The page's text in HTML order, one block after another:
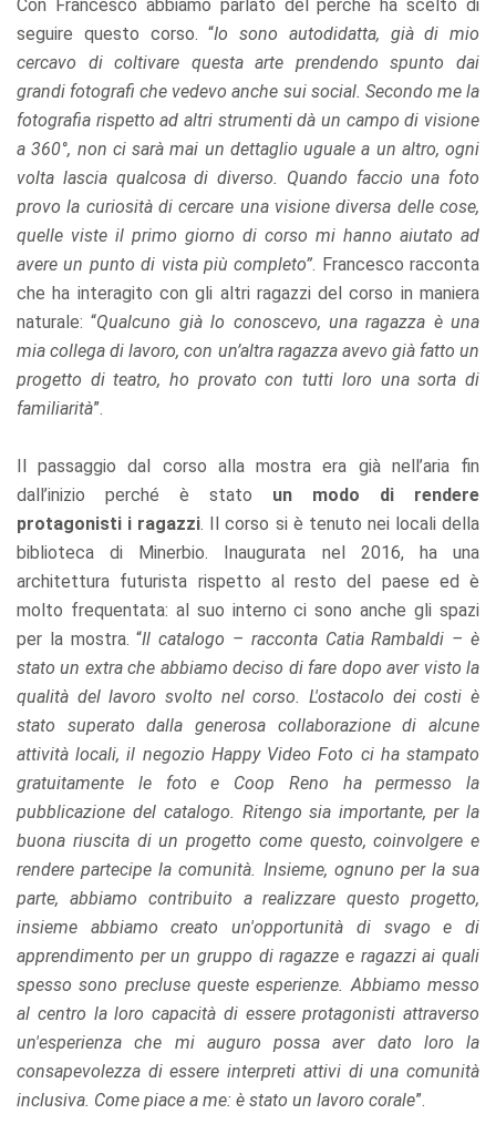
Con Francesco abbiamo parlato del perché ha scelto di
seguire questo corso. “Io sono autodidatta, già di mio
cercavo di coltivare questa arte prendendo spunto dai
grandi fotografi che vedevo anche sui social. Secondo me la
fotografia rispetto ad altri strumenti dà un campo di visione
a 360°, non ci sarà mai un dettaglio uguale a un altro, ogni
volta lascia qualcosa di diverso. Quando faccio una foto
provo la curiosità di cercare una visione diversa delle cose,
quelle viste il primo giorno di corso mi hanno aiutato ad
avere un punto di vista più completo”. Francesco racconta
che ha interagito con gli altri ragazzi del corso in maniera
naturale: “Qualcuno già lo conoscevo, una ragazza è una
mia collega di lavoro, con un’altra ragazza avevo già fatto un
progetto di teatro, ho provato con tutti loro una sorta di
familiarità”.
Il passaggio dal corso alla mostra era già nell’aria fin
dall’inizio perché è stato un modo di rendere
protagonisti i ragazzi. Il corso si è tenuto nei locali della
biblioteca di Minerbio. Inaugurata nel 2016, ha una
architettura futurista rispetto al resto del paese ed è
molto frequentata: al suo interno ci sono anche gli spazi
per la mostra. “Il catalogo – racconta Catia Rambaldi – è
stato un extra che abbiamo deciso di fare dopo aver visto la
qualità del lavoro svolto nel corso. L'ostacolo dei costi è
stato superato dalla generosa collaborazione di alcune
attività locali, il negozio Happy Video Foto ci ha stampato
gratuitamente le foto e Coop Reno ha permesso la
pubblicazione del catalogo. Ritengo sia importante, per la
buona riuscita di un progetto come questo, coinvolgere e
rendere partecipe la comunità. Insieme, ognuno per la sua
parte, abbiamo contribuito a realizzare questo progetto,
insieme abbiamo creato un'opportunità di svago e di
apprendimento per un gruppo di ragazze e ragazzi ai quali
spesso sono precluse queste esperienze. Abbiamo messo
al centro la loro capacità di essere protagonisti attraverso
un'esperienza che mi auguro possa aver dato loro la
consapevolezza di essere interpreti attivi di una comunità
inclusiva. Come piace a me: è stato un lavoro corale”.